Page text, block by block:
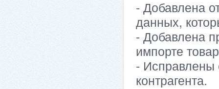
- Добавлена
данных,
- Добавлена
импорте
- Исправлены
контрагента.